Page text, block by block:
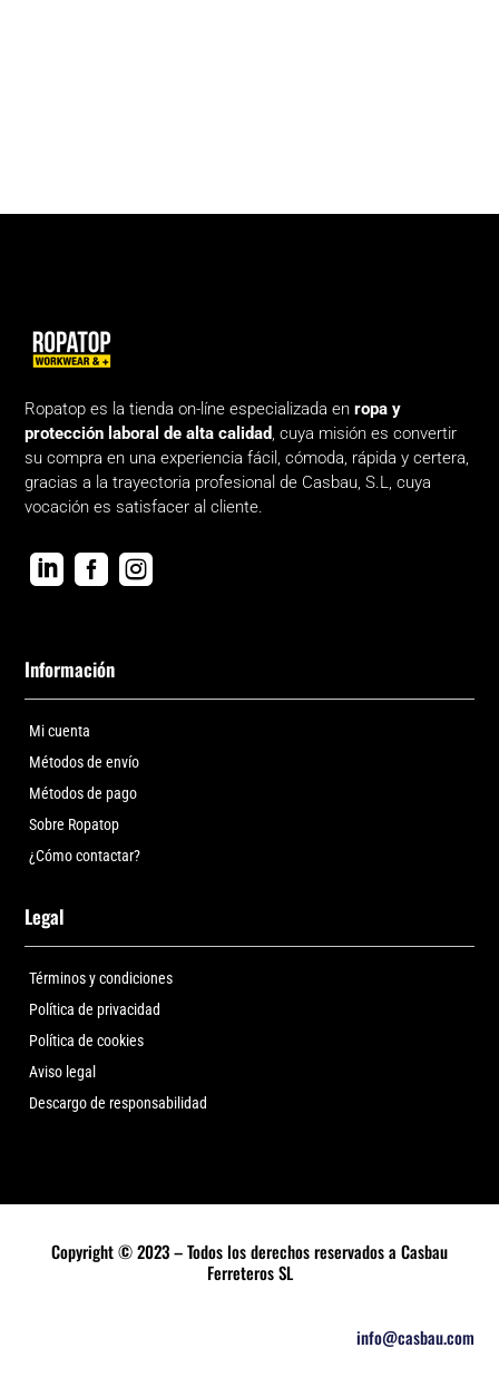
Ropatop es la tienda on-líne especializada enropa y
protección laboral de alta calidad, cuya misión es convertir
su compra en una experiencia fácil, cómoda, rápida y certera,
gracias a la trayectoria profesional de Casbau, S.L, cuya
vocación es satisfacer al cliente.
  
Información
Mi cuenta
Métodos de envío
Métodos de pago
Sobre Ropatop
¿Cómo contactar?
Legal
Términos y condiciones
Política de privacidad
Política de cookies
Aviso legal
Descargo de responsabilidad
Copyright © 2023 – Todos los derechos reservados a Casbau
Ferreteros SL
info@casbau.com